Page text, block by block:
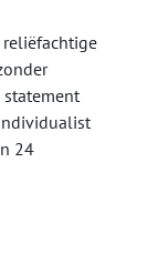
statement
24